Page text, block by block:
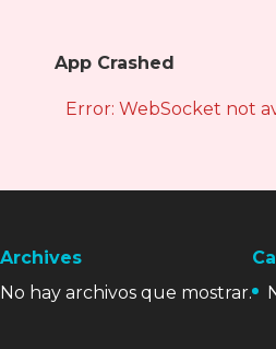
App Crashed
Error: WebSocket not
Archives
No hay archivos que mostrar.